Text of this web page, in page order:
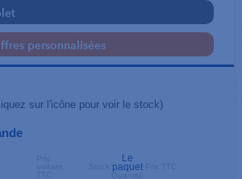
personnalisées
sur l'icône pour voir le stock)
Le
paquet